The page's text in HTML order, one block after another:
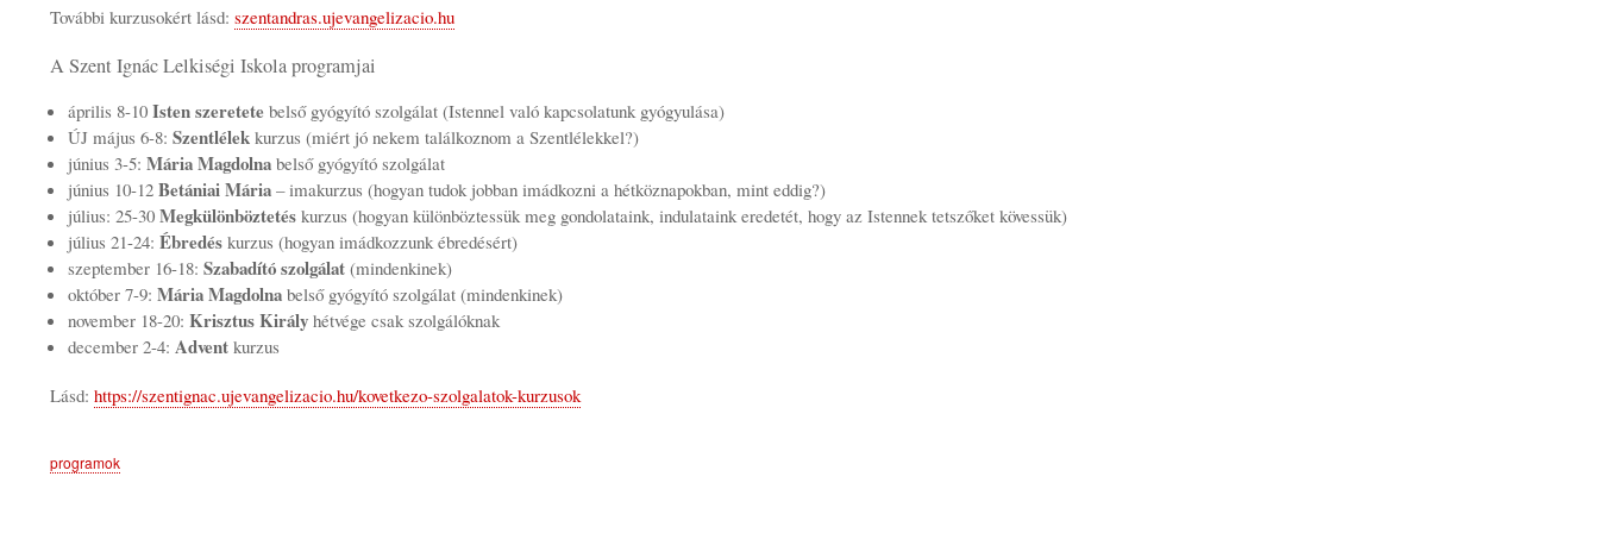
További kurzusokért lásd: szentandras.ujevangelizacio.hu
A Szent Ignác Lelkiségi Iskola programjai
április 8-10 Isten szeretete belső gyógyító szolgálat (Istennel való kapcsolatunk gyógyulása)
ÚJ május 6-8: Szentlélek kurzus (miért jó nekem találkoznom a Szentlélekkel?)
június 3-5: Mária Magdolna belső gyógyító szolgálat
június 10-12 Betániai Mária – imakurzus (hogyan tudok jobban imádkozni a hétköznapokban, mint eddig?)
július: 25-30 Megkülönböztetés kurzus (hogyan különböztessük meg gondolataink, indulataink eredetét, hogy az Istennek tetszőket kövessük)
július 21-24: Ébredés kurzus (hogyan imádkozzunk ébredésért)
szeptember 16-18: Szabadító szolgálat (mindenkinek)
október 7-9: Mária Magdolna belső gyógyító szolgálat (mindenkinek)
november 18-20: Krisztus Király hétvége csak szolgálóknak
december 2-4: Advent kurzus
Lásd: https://szentignac.ujevangelizacio.hu/kovetkezo-szolgalatok-kurzusok
programok